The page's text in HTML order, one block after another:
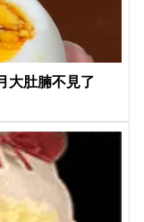
大肚腩不見了